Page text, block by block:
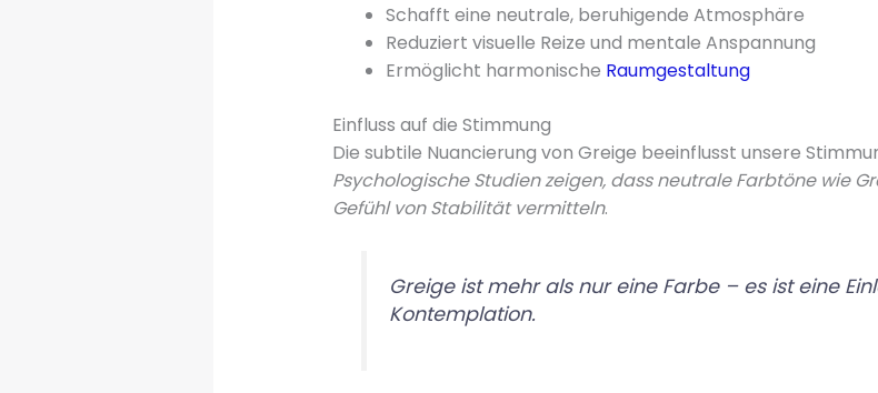
Schafft eine neutrale, beruhigende Atmosphäre
Reduziert visuelle Reize und mentale Anspannung
Ermöglicht harmonische Raumgestaltung
Einfluss auf die Stimmung
Die subtile Nuancierung von Greige beeinflusst unsere
Psychologische Studien zeigen, dass neutrale Farbtöne wie
Gefühl von Stabilität vermitteln.
Greige ist mehr als nur eine Farbe – es ist eine
Kontemplation.